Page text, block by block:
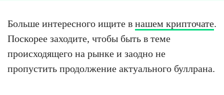
Больше интересного ищите в нашем крипточате.
Поскорее заходите, чтобы быть в теме
происходящего на рынке и заодно не
пропустить продолжение актуального буллрана.